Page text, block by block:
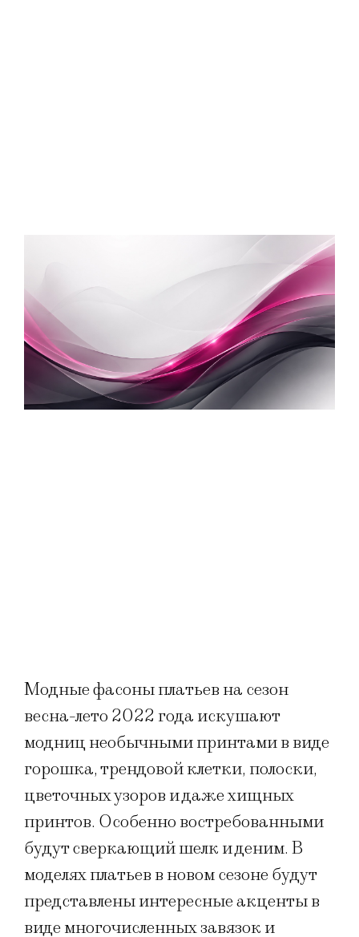
Модные фасоны платьев на сезон
весна-лето 2022 года искушают
модниц необычными принтами в виде
горошка, трендовой клетки, полоски,
цветочных узоров и даже хищных
принтов. Особенно востребованными
будут сверкающий шелк и деним. В
моделях платьев в новом сезоне будут
представлены интересные акценты в
виде многочисленных завязок и